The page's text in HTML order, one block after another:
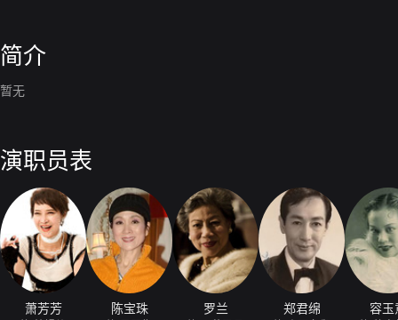
简介
暂无
演职员表
萧芳芳 陈宝珠 罗兰 郑君绵 容玉